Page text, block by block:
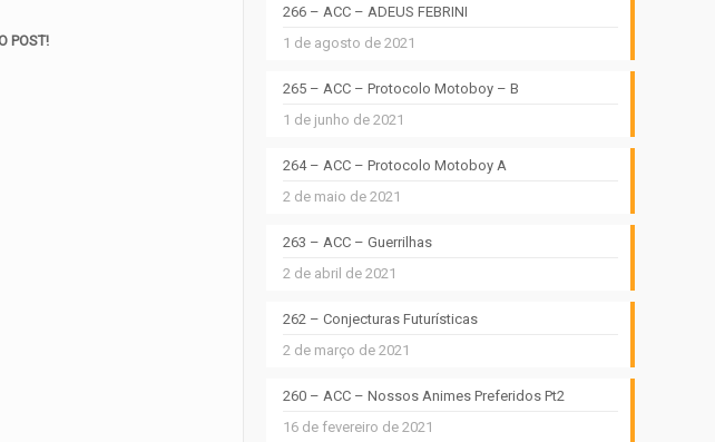
POST!
266 – ACC – ADEUS FEBRINI
1 de agosto de 2021
265 – ACC – Protocolo Motoboy – B
1 de junho de 2021
264 – ACC – Protocolo Motoboy A
2 de maio de 2021
263 – ACC – Guerrilhas
2 de abril de 2021
262 – Conjecturas Futurísticas
2 de março de 2021
260 – ACC – Nossos Animes Preferidos Pt2
16 de fevereiro de 2021